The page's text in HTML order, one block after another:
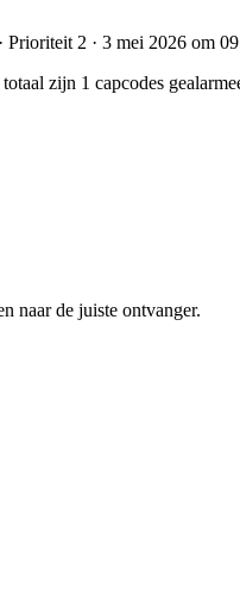
Prioriteit 2 · 3 mei 2026 om
zijn 1 capcodes
naar de juiste ontvanger.